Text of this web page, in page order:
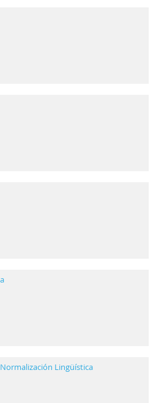
Lingüística